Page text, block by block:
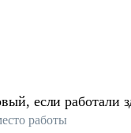
если работали
работы